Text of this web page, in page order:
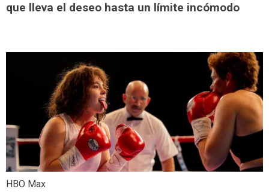
que lleva el deseo hasta un límite incómodo
HBO Max